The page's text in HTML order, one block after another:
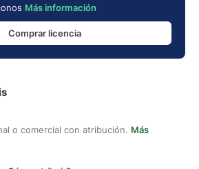
Más información
Comprar licencia
o comercial con atribución. Más